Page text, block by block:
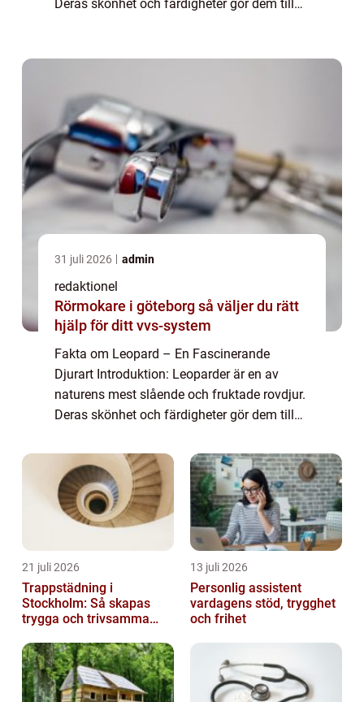
Deras skönhet och färdigheter gör dem till
31 juli 2026 admin
redaktionel
Rörmokare i göteborg så väljer du rätt
hjälp för ditt vvs-system
Fakta om Leopard – En Fascinerande
Djurart Introduktion: Leoparder är en av
naturens mest slående och fruktade rovdjur.
Deras skönhet och färdigheter gör dem till
djurriket. I denna artikel kommer vi att u...
21 juli 2026
Trappstädning i
Stockholm: Så skapas
trygga och trivsamma
13 juli 2026
Personlig assistent
vardagens stöd, trygghet
och frihet